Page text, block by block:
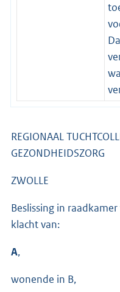
REGIONAAL
GEZONDHEIDSZORG
ZWOLLE
Beslissing in
klacht van:
A,
wonende in B,